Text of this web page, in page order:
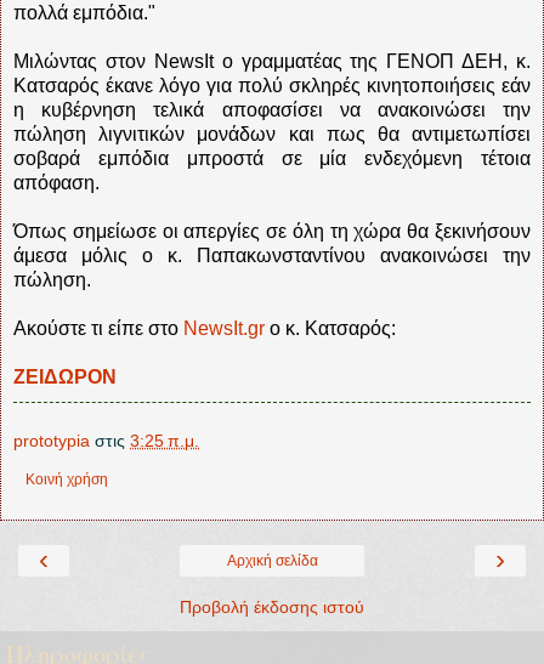
πολλά εμπόδια."
Μιλώντας στον NewsIt ο γραμματέας της ΓΕΝΟΠ ΔΕΗ, κ.
Κατσαρός έκανε λόγο για πολύ σκληρές κινητοποιήσεις εάν
η κυβέρνηση τελικά αποφασίσει να ανακοινώσει την
πώληση λιγνιτικών μονάδων και πως θα αντιμετωπίσει
σοβαρά εμπόδια μπροστά σε μία ενδεχόμενη τέτοια
απόφαση.
Όπως σημείωσε οι απεργίες σε όλη τη χώρα θα ξεκινήσουν
άμεσα μόλις ο κ. Παπακωνσταντίνου ανακοινώσει την
πώληση.
Ακούστε τι είπε στο NewsIt.gr ο κ. Κατσαρός:
ΖΕΙΔΩΡΟΝ
prototypia στις 3:25 π.μ.
Κοινή χρήση
‹ ›
Αρχική σελίδα
Προβολή έκδοσης ιστού
Πληροφορίες